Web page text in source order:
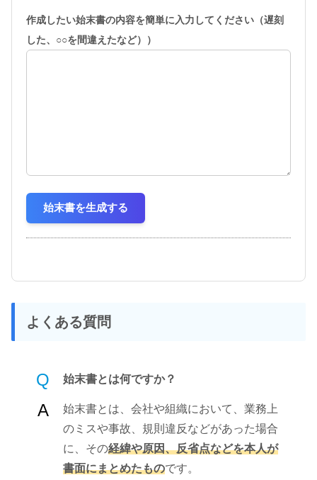
作成したい始末書の内容を簡単に入力してください（遅刻
した、○○を間違えたなど））
始末書を生成する
よくある質問
Q 始末書とは何ですか？
A
始末書とは、会社や組織において、業務上
のミスや事故、規則違反などがあった場合
に、その経緯や原因、反省点などを本人が
書面にまとめたものです。